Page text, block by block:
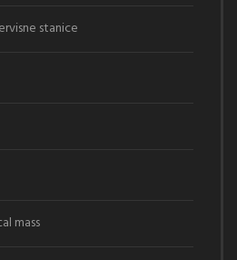
stanice
mass